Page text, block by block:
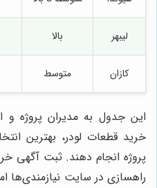
لیبهر بالا
کازان متوسط
این جدول به مدیران پروژه و
خرید قطعات لودر، بهترین
پروژه انجام دهند. ثبت آگهی
راهسازی در سایت